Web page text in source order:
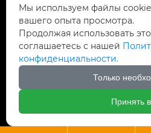
город Уси
li@futaogroup.com

Мы используем файлы
вашего опыта просмотра.
Продолжая использовать
соглашаетесь с нашей
конфиденциальности.
Только
Принять